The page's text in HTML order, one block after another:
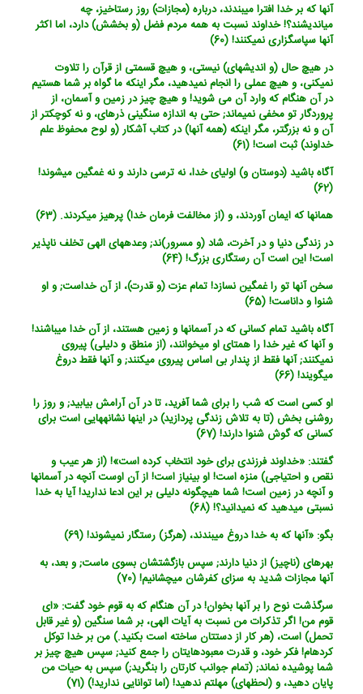
آنها که بر خدا افترا می‏بندند، درباره (مجازات) روز رستاخیز، چه
می‏اندیشند؟! خداوند نسبت به همه مردم فضل (و بخشش) دارد، اما اکثر
آنها سپاسگزاری نمی‏کنند! (60)
در هیچ حال (و اندیشه‏ای) نیستی، و هیچ قسمتی از قرآن را تلاوت
نمی‏کنی، و هیچ عملی را انجام نمی‏دهید، مگر اینکه ما گواه بر شما هستیم
در آن هنگام که وارد آن می شوید! و هیچ چیز در زمین و آسمان، از
پروردگار تو مخفی نمی‏ماند; حتی به اندازه سنگینی ذره‏ای، و نه کوچکتر از
آن و نه بزرگتر، مگر اینکه (همه آنها) در کتاب آشکار (و لوح محفوظ علم
خداوند) ثبت است! (61)
آگاه باشید (دوستان و) اولیای خدا، نه ترسی دارند و نه غمگین می‏شوند!
(62)
همانها که ایمان آوردند، و (از مخالفت فرمان خدا) پرهیز می‏کردند. (63)
در زندگی دنیا و در آخرت، شاد (و مسرور)ند; وعده‏های الهی تخلف ناپذیر
است! این است آن رستگاری بزرگ! (64)
سخن آنها تو را غمگین نسازد! تمام عزت (و قدرت)، از آن خداست; و او
شنوا و داناست! (65)
آگاه باشید تمام کسانی که در آسمانها و زمین هستند، از آن خدا می‏باشند!
و آنها که غیر خدا را همتای او می‏خوانند، (از منطق و دلیلی) پیروی
نمی‏کنند; آنها فقط از پندار بی اساس پیروی می‏کنند; و آنها فقط دروغ
می‏گویند! (66)
او کسی است که شب را برای شما آفرید، تا در آن آرامش بیابید; و روز را
روشنی بخش (تا به تلاش زندگی پردازید) در اینها نشانه‏هایی است برای
کسانی که گوش شنوا دارند! (67)
گفتند: «خداوند فرزندی برای خود انتخاب کرده است‏»! (از هر عیب و
نقص و احتیاجی) منزه است! او بی‏نیاز است! از آن اوست آنچه در آسمانها
و آنچه در زمین است! شما هیچ‏گونه دلیلی بر این ادعا ندارید! آیا به خدا
نسبتی می‏دهید که نمی‏دانید؟! (68)
بگو: «آنها که به خدا دروغ می‏بندند، (هرگز) رستگار نمی‏شوند! (69)
بهره‏ای (ناچیز) از دنیا دارند; سپس بازگشتشان بسوی ماست; و بعد، به
آنها مجازات شدید به سزای کفرشان می‏چشانیم! (70)
سرگذشت نوح را بر آنها بخوان! در آن هنگام که به قوم خود گفت: «ای
قوم من! اگر تذکرات من نسبت به آیات الهی، بر شما سنگین (و غیر قابل
تحمل) است، (هر کار از دستتان ساخته است بکنید.) من بر خدا توکل
کرده‏ام! فکر خود، و قدرت معبودهایتان را جمع کنید; سپس هیچ چیز بر
شما پوشیده نماند; (تمام جوانب کارتان را بنگرید;) سپس به حیات من
پایان دهید، و (لحظه‏ای) مهلتم ندهید! (اما توانایی ندارید!) (71)